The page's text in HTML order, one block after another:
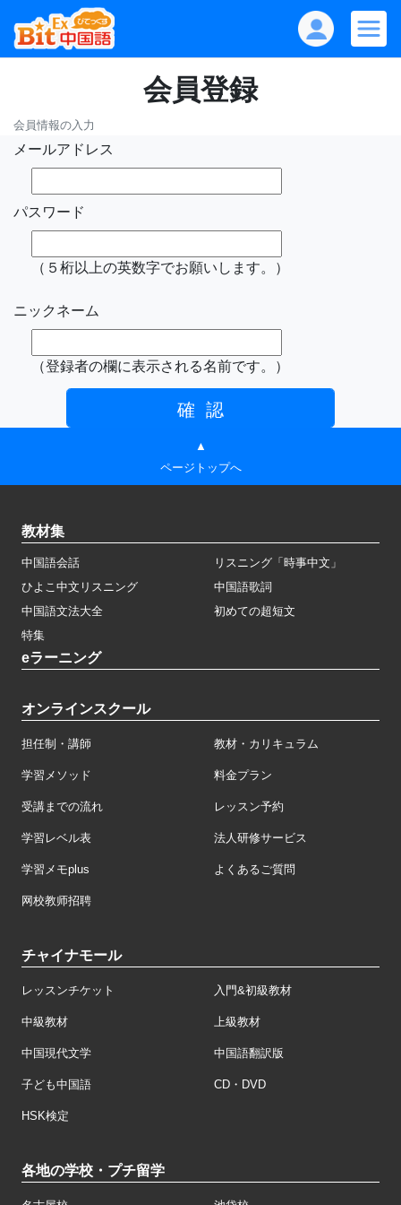
会員登録
会員情報の入力
メールアドレス
パスワード
（５桁以上の英数字でお願いします。）
ニックネーム
（登録者の欄に表示される名前です。）
▲
ページトップへ
教材集
中国語会話
リスニング「時事中文」
ひよこ中文リスニング
中国語歌詞
中国語文法大全
初めての超短文
特集
eラーニング
オンラインスクール
担任制・講師 教材・カリキュラム
学習メソッド 料金プラン
受講までの流れ レッスン予約
学習レベル表 法人研修サービス
学習メモplus よくあるご質問
网校教师招聘
チャイナモール
レッスンチケット 入門&初級教材
中級教材 上級教材
中国現代文学 中国語翻訳版
子ども中国語 CD・DVD
HSK検定
各地の学校・プチ留学